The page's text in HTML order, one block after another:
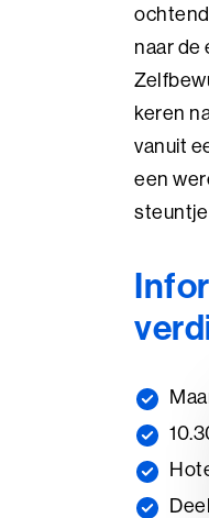
naar de
keren
vanuit
een